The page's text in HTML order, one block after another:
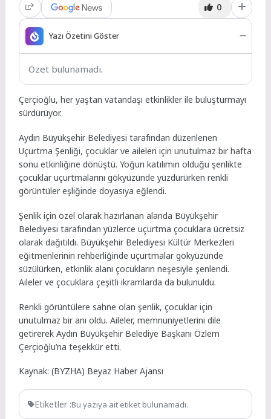
0
Yazı Özetini Göster
Özet bulunamadı.
Çerçioğlu, her yaştan vatandaşı etkinlikler ile buluşturmayı
sürdürüyor.
Aydın Büyükşehir Belediyesi tarafından düzenlenen
Uçurtma Şenliği, çocuklar ve aileleri için unutulmaz bir hafta
sonu etkinliğine dönüştü. Yoğun katılımın olduğu şenlikte
çocuklar uçurtmalarını gökyüzünde yüzdürürken renkli
görüntüler eşliğinde doyasıya eğlendi.
Şenlik için özel olarak hazırlanan alanda Büyükşehir
Belediyesi tarafından yüzlerce uçurtma çocuklara ücretsiz
olarak dağıtıldı. Büyükşehir Belediyesi Kültür Merkezleri
eğitmenlerinin rehberliğinde uçurtmalar gökyüzünde
süzülürken, etkinlik alanı çocukların neşesiyle şenlendi.
Aileler ve çocuklara çeşitli ikramlarda da bulunuldu.
Renkli görüntülere sahne olan şenlik, çocuklar için
unutulmaz bir anı oldu. Aileler, memnuniyetlerini dile
getirerek Aydın Büyükşehir Belediye Başkanı Özlem
Çerçioğlu’na teşekkür etti.
Kaynak: (BYZHA) Beyaz Haber Ajansı
Etiketler :Bu yazıya ait etiket bulunamadı.